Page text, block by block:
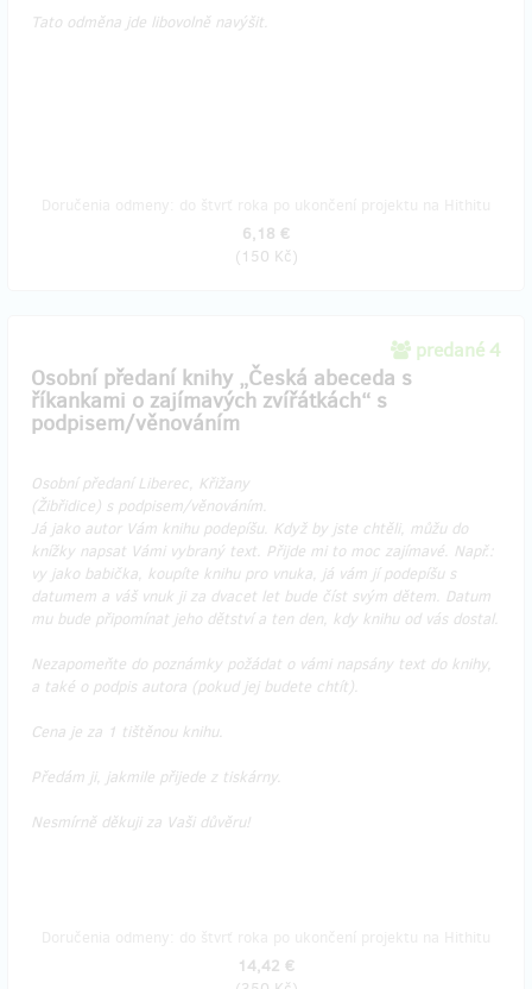
Tato odměna jde libovolně navýšit.
6,18 €
(150 Kč)
predané 4
Osobní předaní knihy „Česká abeceda s
říkankami o zajímavých zvířátkách“ s
podpisem/věnováním
Osobní předaní Liberec, Křižany
(Žibřidice) s podpisem/věnováním.
Já jako autor Vám knihu podepíšu. Když by jste chtěli, můžu do
knížky napsat Vámi vybraný text. Přijde mi to moc zajímavé. Např.:
vy jako babička, koupíte knihu pro vnuka, já vám jí podepíšu s
datumem a váš vnuk ji za dvacet let bude číst svým dětem. Datum
mu bude připomínat jeho dětství a ten den, kdy knihu od vás dostal.
Nezapomeňte do poznámky požádat o vámi napsány text do knihy,
a také o podpis autora (pokud jej budete chtít).
Cena je za 1 tištěnou knihu.
Předám ji, jakmile přijede z tiskárny.
Nesmírně děkuji za Vaši důvěru!
14,42 €